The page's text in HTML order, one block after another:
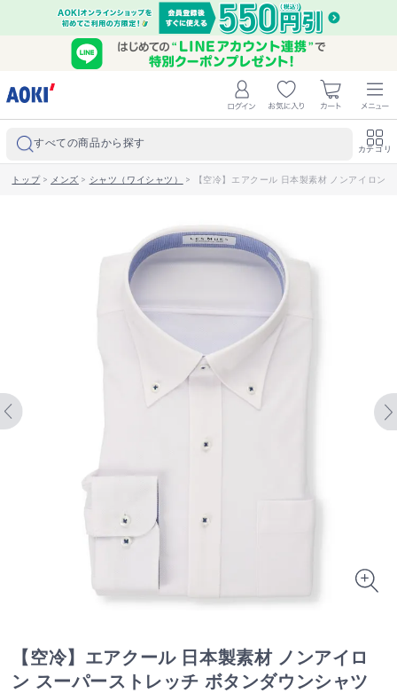
すべての商品から探す カテゴリ
トップ> メンズ > シャツ（ワイシャツ） > 【空冷】エアクール 日本製素材 ノンアイロン
【空冷】エアクール 日本製素材 ノンアイロ
ン スーパーストレッチ ボタンダウンシャツ